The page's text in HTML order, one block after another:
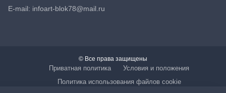
E-mail: infoart-blok78@mail.ru
© Все права защищены
Приватная политика
Условия и положения
Политика использования файлов cookie